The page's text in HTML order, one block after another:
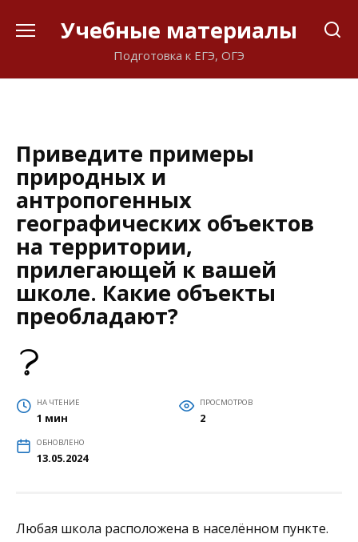
Учебные материалы
Подготовка к ЕГЭ, ОГЭ
Приведите примеры
природных и
антропогенных
географических объектов
на территории,
прилегающей к вашей
школе. Какие объекты
преобладают?
НА ЧТЕНИЕ
1 мин
ПРОСМОТРОВ
2
ОБНОВЛЕНО
13.05.2024
Любая школа расположена в населённом пункте.